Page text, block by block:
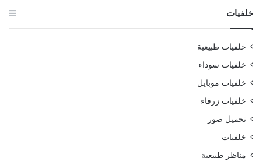
خلفيات
خلفيات طبيعية
خلفيات سوداء
خلفيات موبايل
خلفيات زرقاء
تحميل صور
خلفيات
مناظر طبيعية